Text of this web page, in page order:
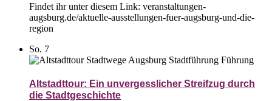
Findet ihr unter diesem Link: veranstaltungen-
augsburg.de/aktuelle-ausstellungen-fuer-augsburg-und-die-
region
So. 7
Altstadttour: Ein unvergesslicher Streifzug durch
die Stadtgeschichte